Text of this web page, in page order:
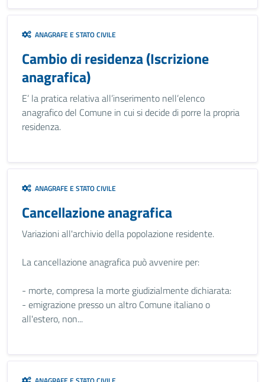
ANAGRAFE E STATO CIVILE
Cambio di residenza (Iscrizione
anagrafica)
E’ la pratica relativa all’inserimento nell’elenco
anagrafico del Comune in cui si decide di porre la propria
residenza.
ANAGRAFE E STATO CIVILE
Cancellazione anagrafica
Variazioni all'archivio della popolazione residente.
La cancellazione anagrafica può avvenire per:
- morte, compresa la morte giudizialmente dichiarata:
- emigrazione presso un altro Comune italiano o
all'estero, non...